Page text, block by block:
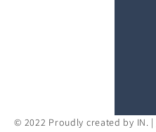
© 2022 Proudly created by IN. |